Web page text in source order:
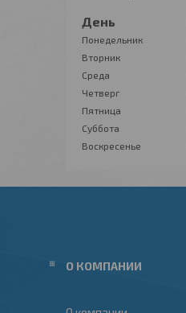
День
Понедельник
Вторник
Среда
Четверг
Пятница
Суббота
Воскресенье
О КОМПАНИИ